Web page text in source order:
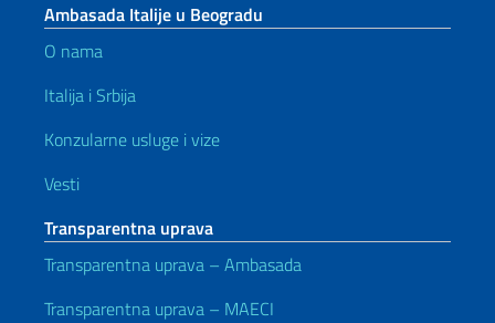
Ambasada Italije u Beogradu
O nama
Italija i Srbija
Konzularne usluge i vize
Vesti
Transparentna uprava
Transparentna uprava – Ambasada
Transparentna uprava – MAECI